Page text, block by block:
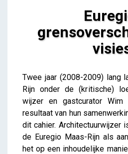
iris
Twee jaar (2008-2009) lang
Rijn onder de (kritische)
wijzer en gastcurator
resultaat van hun
dit cahier. Architectuurwijzer
de Euregio Maas-Rijn als
het op een inhoudelijke